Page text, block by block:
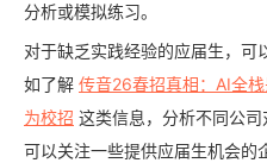
分析或模拟练习。
对于缺乏实践经验的应届生，可
如了解 传音26春招真相：AI全
为校招 这类信息，分析不同公司
可以关注一些提供应届生机会的